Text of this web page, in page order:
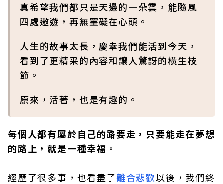
真希望我們都只是天邊的一朵雲，能隨風
四處遨遊，再無罣礙在心頭。
人生的故事太長，慶幸我們能活到今天，
看到了更精采的內容和讓人驚訝的橫生枝
節。
原來，活著，也是有趣的。
每個人都有屬於自己的路要走，只要能走在夢想
的路上，就是一種幸福。
經歷了很多事，也看盡了離合悲歡以後，我們終